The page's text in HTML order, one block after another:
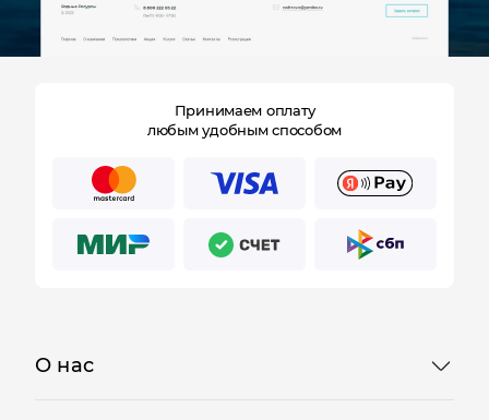
Принимаем оплату
любым удобным способом
О нас